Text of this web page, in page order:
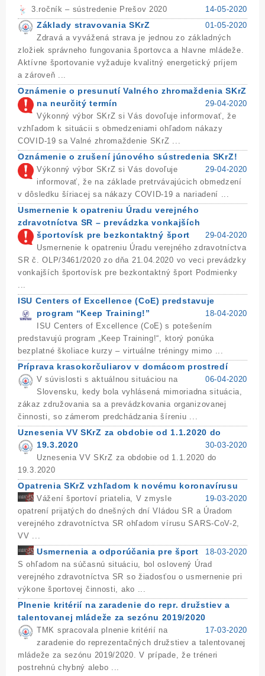
14-05-2020
3.ročník – sústredenie Prešov 2020
Základy stravovania SKrZ
01-05-2020
Zdravá a vyvážená strava je jednou zo základných
zložiek správneho fungovania športovca a hlavne mládeže.
Aktívne športovanie vyžaduje kvalitný energetický príjem
a zároveň ...
Oznámenie o presunutí Valného zhromaždenia SKrZ
na neurčitý termín
29-04-2020
Výkonný výbor SKrZ si Vás dovoľuje informovať, že
vzhľadom k situácii s obmedzeniami ohľadom nákazy
COVID-19 sa Valné zhromaždenie SKrZ ...
Oznámenie o zrušení júnového sústredenia SKrZ!
29-04-2020
Výkonný výbor SKrZ si Vás dovoľuje
informovať, že na základe pretrvávajúcich obmedzení
v dôsledku šíriacej sa nákazy COVID-19 a nariadení ...
Usmernenie k opatreniu Úradu verejného
zdravotníctva SR – prevádzka vonkajších
športovísk pre bezkontaktný šport
29-04-2020
Usmernenie k opatreniu Úradu verejného zdravotníctva
SR č. OLP/3461/2020 zo dňa 21.04.2020 vo veci prevádzky
vonkajších športovísk pre bezkontaktný šport Podmienky
...
ISU Centers of Excellence (CoE) predstavuje
program “Keep Training!”
18-04-2020
ISU Centers of Excellence (CoE) s potešením
predstavujú program „Keep Training!“, ktorý ponúka
bezplatné školiace kurzy – virtuálne tréningy mimo ...
Príprava krasokorčuliarov v domácom prostredí
06-04-2020
V súvislosti s aktuálnou situáciou na
Slovensku, kedy bola vyhlásená mimoriadna situácia,
zákaz združovania sa a prevádzkovania organizovanej
činnosti, so zámerom predchádzania šíreniu ...
Uznesenia VV SKrZ za obdobie od 1.1.2020 do
19.3.2020
30-03-2020
Uznesenia VV SKrZ za obdobie od 1.1.2020 do
19.3.2020
Opatrenia SKrZ vzhľadom k novému koronavírusu
19-03-2020
Vážení športoví priatelia, V zmysle
opatrení prijatých do dnešných dní Vládou SR a Úradom
verejného zdravotníctva SR ohľadom vírusu SARS-CoV-2,
VV ...
Usmernenia a odporúčania pre šport
18-03-2020
S ohľadom na súčasnú situáciu, bol oslovený Úrad
verejného zdravotníctva SR so žiadosťou o usmernenie pri
výkone športovej činnosti, ako ...
Plnenie kritérií na zaradenie do repr. družstiev a
talentovanej mládeže za sezónu 2019/2020
17-03-2020
TMK spracovala plnenie kritérií na
zaradenie do reprezentačných družstiev a talentovanej
mládeže za sezónu 2019/2020. V prípade, že tréneri
postrehnú chybný alebo ...